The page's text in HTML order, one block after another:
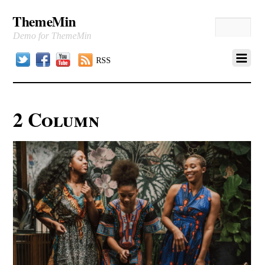
ThemeMin
Demo for ThemeMin
TwitterFacebookYouTubeRSS
2 Column